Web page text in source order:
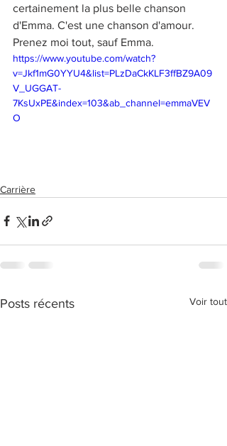
certainement la plus belle chanson
d'Emma. C'est une chanson d'amour.
Prenez moi tout, sauf Emma.
https://www.youtube.com/watch?
v=Jkf1mG0YYU4&list=PLzDaCkKLF3ffBZ9A09
V_UGGAT-
7KsUxPE&index=103&ab_channel=emmaVEV
O
Carrière
Posts récents Voir tout